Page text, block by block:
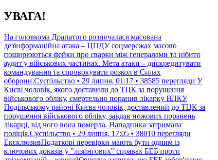
Перейти
до
УВАГА!
На головкома Драпатого розпочалася масована
дезінформаційна атака – ЦПДУ соцмережах масово
поширюються фейки про сварки між генералами та нібито
аудит у військових частинах. Мета атаки – дискредитувати
командування та спровокувати розкол в Силах
оборони.Суспільство • 29 липня, 01:17 • 38585 перегляди У
Києві чоловік, якого доставили до ТЦК за порушення
військового обліку, смертельно поранив лікарку ВЛКУ
Подільському районі Києва чоловік, доставлений до ТЦК за
порушення військового обліку, завдав ножових поранень
лікарці, від чого вона померла. Нападника затримала
поліція.Суспільство • 29 липня, 17:05 • 38010 перегляди
ЕксклюзивПодаткові перевірки мають бути одним із
ключових доказів у "лізингових" справах БЕБ проти